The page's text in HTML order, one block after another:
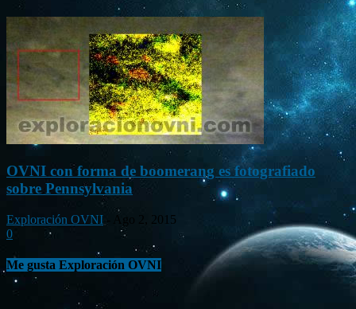
OVNI con forma de boomerang es fotografiado
sobre Pennsylvania
Exploración OVNI
Ago 2, 2015
0
Me gusta Exploración OVNI